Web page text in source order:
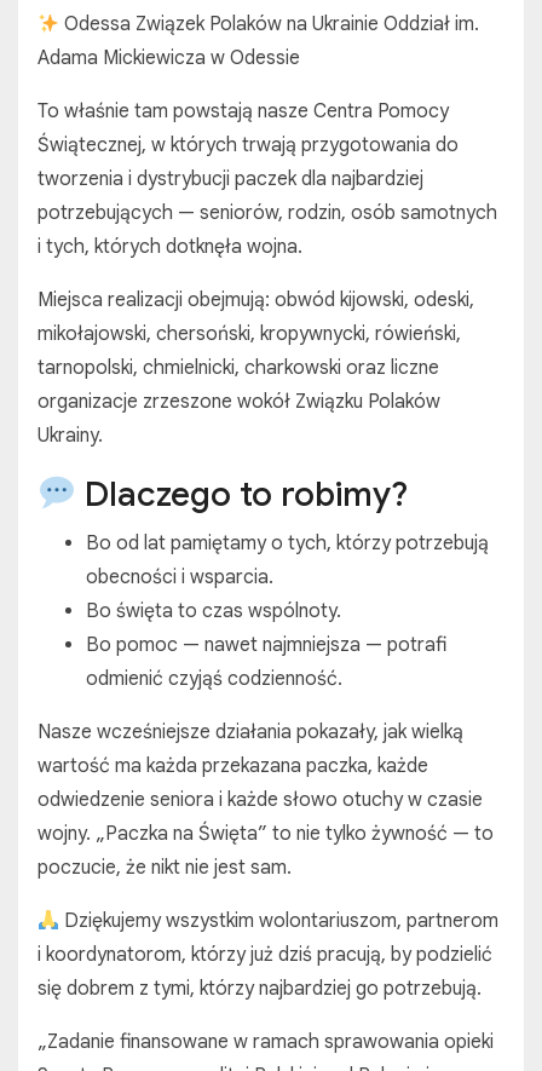
Odessa Związek Polaków na Ukrainie Oddział im.
Adama Mickiewicza w Odessie
To właśnie tam powstają nasze Centra Pomocy
Świątecznej, w których trwają przygotowania do
tworzenia i dystrybucji paczek dla najbardziej
potrzebujących — seniorów, rodzin, osób samotnych
i tych, których dotknęła wojna.
Miejsca realizacji obejmują: obwód kijowski, odeski,
mikołajowski, chersoński, kropywnycki, rówieński,
tarnopolski, chmielnicki, charkowski oraz liczne
organizacje zrzeszone wokół Związku Polaków
Ukrainy.
Dlaczego to robimy?
Bo od lat pamiętamy o tych, którzy potrzebują
obecności i wsparcia.
Bo święta to czas wspólnoty.
Bo pomoc — nawet najmniejsza — potrafi
odmienić czyjąś codzienność.
Nasze wcześniejsze działania pokazały, jak wielką
wartość ma każda przekazana paczka, każde
odwiedzenie seniora i każde słowo otuchy w czasie
wojny. „Paczka na Święta” to nie tylko żywność — to
poczucie, że nikt nie jest sam.
Dziękujemy wszystkim wolontariuszom, partnerom
i koordynatorom, którzy już dziś pracują, by podzielić
się dobrem z tymi, którzy najbardziej go potrzebują.
„Zadanie finansowane w ramach sprawowania opieki